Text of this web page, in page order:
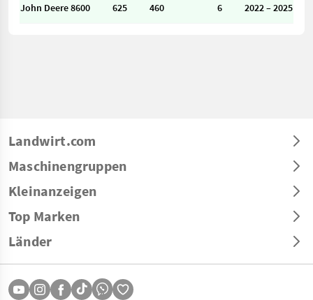
John Deere 8600 625 460 6 2022 – 2025
Landwirt.com
Maschinengruppen
Kleinanzeigen
Top Marken
Länder